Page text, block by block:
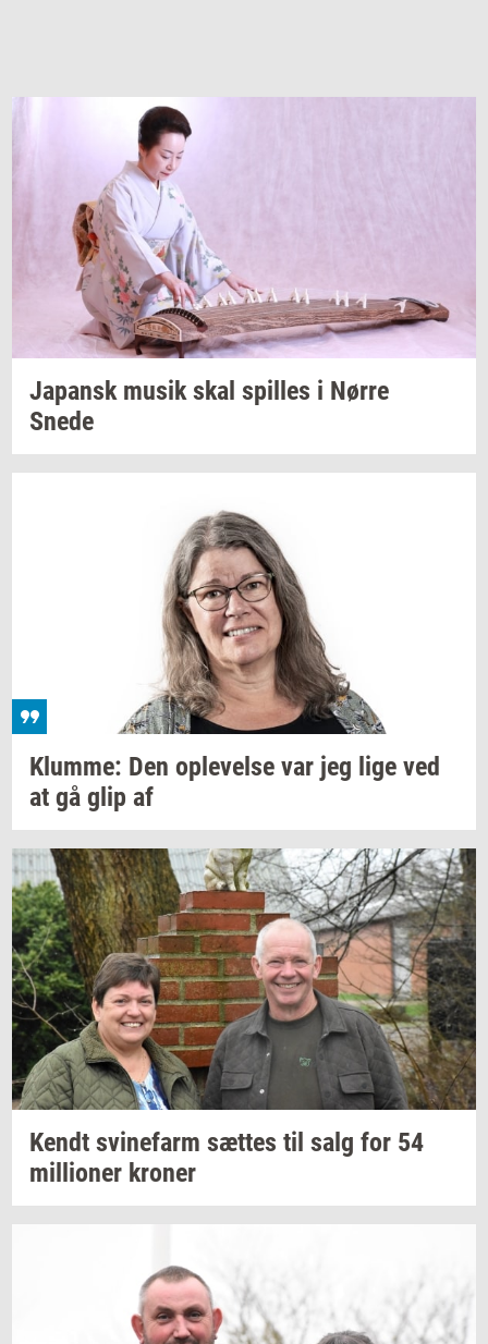
Ja­panskmusik skal spil­les i Nørre
Snede
Klum­me: Den op­le­vel­se var jeg lige ved
at gå glip af
Kendt svi­ne­farm sæt­tes til salg for 54
mil­li­o­ner kro­ner